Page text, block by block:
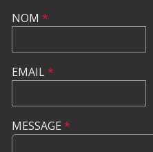
NOM *
EMAIL*
MESSAGE *